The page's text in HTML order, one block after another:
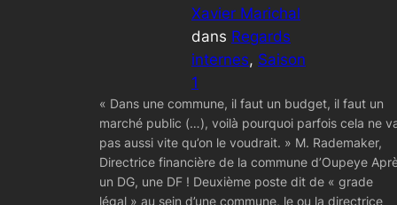
Xavier Marichal
dans Regards
internes, Saison
1
« Dans une commune, il faut un budget, il faut un
marché public (…), voilà pourquoi parfois cela ne
pas aussi vite qu’on le voudrait. » M. Rademaker,
Directrice financière de la commune d’Oupeye
un DG, une DF ! Deuxième poste dit de « grade
légal » au sein d’une commune, le ou la directrice